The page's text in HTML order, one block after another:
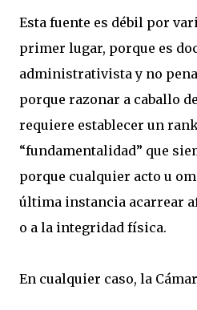
Esta fuente es débil por
primer lugar, porque es
administrativista y no
porque razonar a caballo
requiere establecer un
“fundamentalidad” que
porque cualquier acto u
última instancia acarrear
o a la integridad física.
En cualquier caso, la